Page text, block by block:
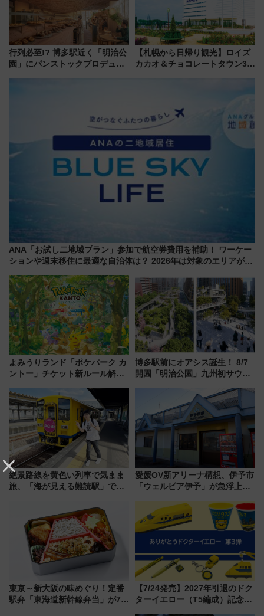
行列必至!? 博多駅近く「明治公
園」にパンストックプロデュー
【札幌から日帰り観光】ロイズ
カカオ＆チョコレートタウン3周
ANA「お試し二地域プラン」参加で航空券費用を補助！ ワーケー
ションや週末移住に最適な自治体は？ 2026年は対象のエリアが拡
よみうりランド「ポケパーク カ
ントー」チケット新ルール解
本人確認が11月スタート
博多駅前にオアシス誕生！ 8/7
開園「明治公園」九州初サウナ
品グルメ登場で駅前の過ごし方
はどう変わる？
絶景路線を黄色い列車で気まま
旅、「海が見える難読駅」で幸
「新・鉄道ひとり旅」279回目
の舞台は「島原鉄道」
愛媛OV新アリーナ構想、伊予市
「ウェルピア伊予」が急浮上！
で探る鉄道アクセスの未来
東京～新大阪の味めぐり！定番
駅弁「東海道新幹線弁当」が7月
【7/24発売】2027年引退のドク
ターイエロー（T5編成）記念グ